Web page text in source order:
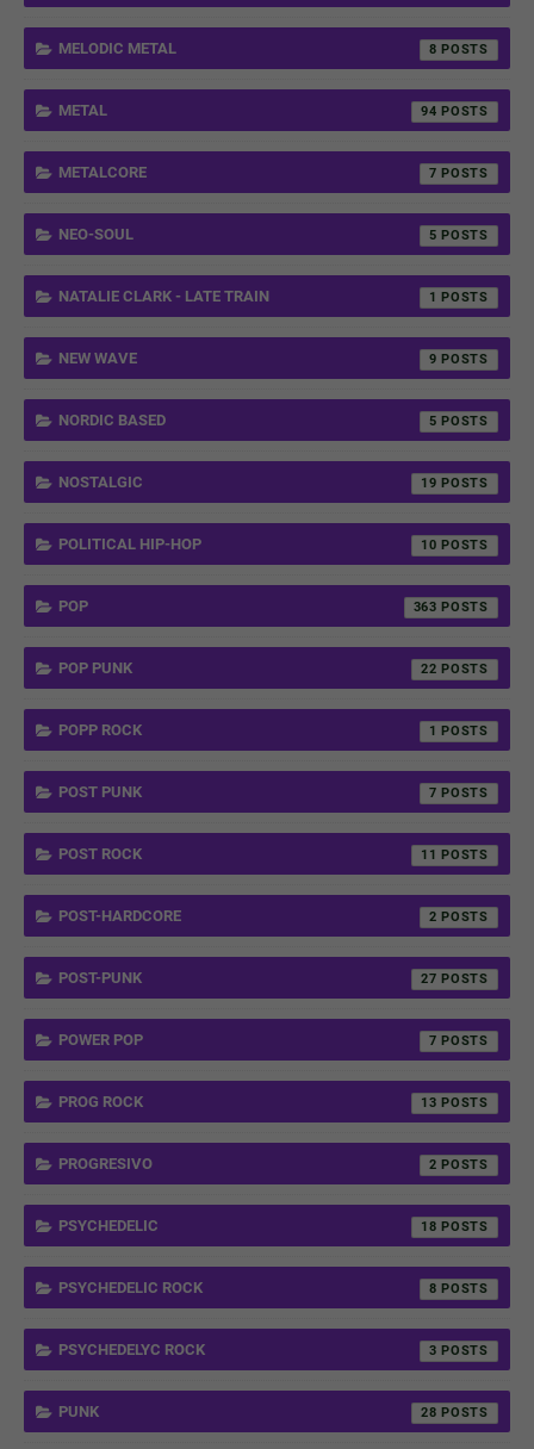
MELODIC METAL 8
METAL 94
METALCORE 7
NEO-SOUL 5
NATALIE CLARK - LATE TRAIN 1
NEW WAVE 9
NORDIC BASED 5
NOSTALGIC 19
POLITICAL HIP-HOP 10
POP 363
POP PUNK 22
POPP ROCK 1
POST PUNK 7
POST ROCK 11
POST-HARDCORE 2
POST-PUNK 27
POWER POP 7
PROG ROCK 13
PROGRESIVO 2
PSYCHEDELIC 18
PSYCHEDELIC ROCK 8
PSYCHEDELYC ROCK 3
PUNK 28